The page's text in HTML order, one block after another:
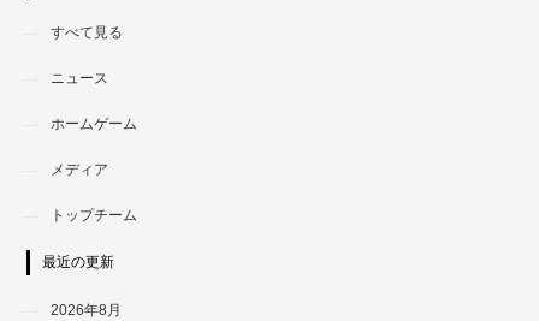
すべて見る
ニュース
ホームゲーム
メディア
トップチーム
最近の更新
2026年8月